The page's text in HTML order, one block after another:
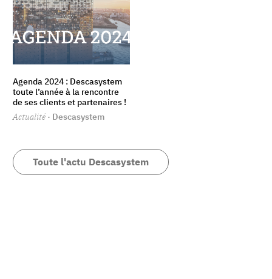
Agenda 2024 : Descasystem
toute l’année à la rencontre
de ses clients et partenaires !
Actualité · Descasystem
Toute l'actu Descasystem